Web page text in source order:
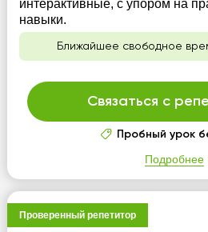
интерактивные, с упором на
навыки.
Ближайшее свободное
Связаться с
Пробный урок
Подробнее
Проверенный репетитор